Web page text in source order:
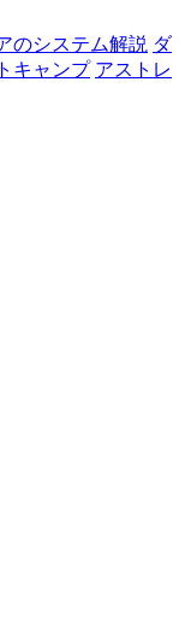
のシステム解説 ダ
キャンプ アストレ